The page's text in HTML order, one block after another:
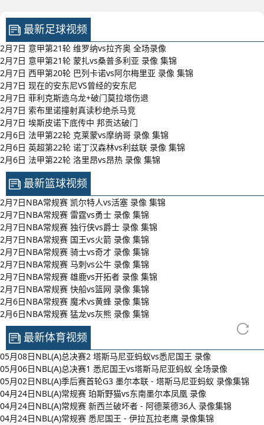
最新足球视频
2月7日 意甲第21轮 维罗纳vs拉齐奥 全场录像
2月7日 意甲第21轮 蒙扎vs桑普多利亚 录像 集锦
2月7日 西甲第20轮 巴列卡诺vs阿尔梅里亚 录像 集锦
2月7日 现在的安东尼VS曾经的安东尼
2月7日 菲利克斯造乌龙+破门莫拉塔伤退
2月7日 索布里诺撞射真读秒绝杀马竞
2月7日 埃斯皮诺下底传中 邦贡达破门
2月6日 法甲第22轮 克莱蒙vs摩纳哥 录像 集锦
2月6日 英超第22轮 诺丁汉森林vs利兹联 录像 集锦
2月6日 法甲第22轮 洛里昂vs昂热 录像 集锦
最新篮球视频
2月7日NBA常规赛 凯尔特人vs活塞 录像 集锦
2月7日NBA常规赛 雷霆vs勇士 录像 集锦
2月7日NBA常规赛 独行侠vs爵士 录像 集锦
2月7日NBA常规赛 国王vs火箭 录像 集锦
2月7日NBA常规赛 骑士vs奇才 录像 集锦
2月7日NBA常规赛 马刺vs公牛 录像 集锦
2月7日NBA常规赛 雄鹿vs开拓者 录像 集锦
2月7日NBA常规赛 快船vs篮网 录像 集锦
2月6日NBA常规赛 魔术vs黄蜂 录像 集锦
2月6日NBA常规赛 猛龙vs灰熊 录像 集锦
最新体育视频
05月08日NBL(A)总决赛2 塔斯马尼亚蚂蚁vs悉尼国王 录像
05月06日NBL(A)总决赛1 悉尼国王vs塔斯马尼亚蚂蚁 全场录像
05月02日NBL(A)季后赛首轮G3 墨尔本联 - 塔斯马尼亚蚂蚁 录像集锦
04月24日NBL(A)常规赛 珀斯野猫vs东南墨尔本凤凰 录像
04月24日NBL(A)常规赛 新西兰破坏者 - 阿德莱德36人 录像集锦
04月24日NBL(A)常规赛 悉尼国王 - 伊拉瓦拉老鹰 录像集锦